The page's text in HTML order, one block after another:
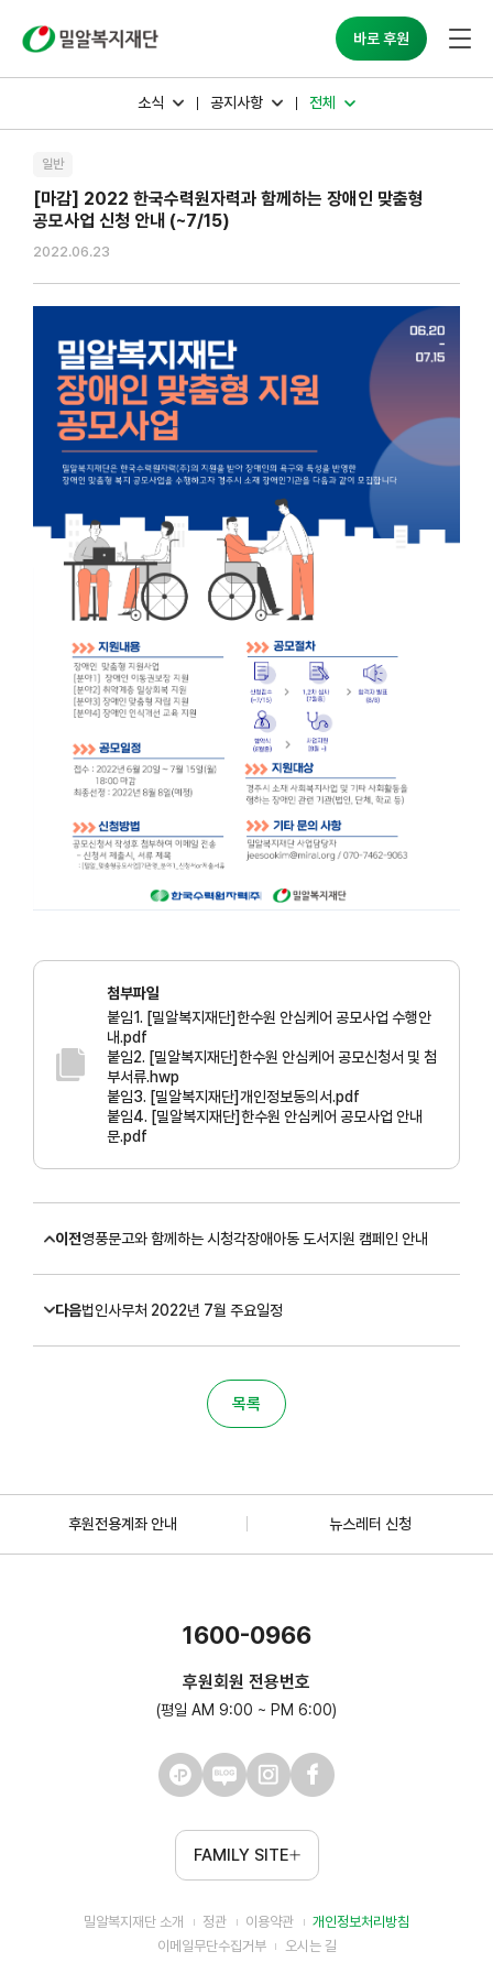
바로 후원
소식 공지사항 전체
일반
[마감] 2022 한국수력원자력과 함께하는 장애인 맞춤형
공모사업 신청 안내 (~7/15)
2022.06.23
첨부파일
붙임1. [밀알복지재단]한수원 안심케어 공모사업 수행안
내.pdf
붙임2. [밀알복지재단]한수원 안심케어 공모신청서 및 첨
부서류.hwp
붙임3. [밀알복지재단]개인정보동의서.pdf
붙임4. [밀알복지재단]한수원 안심케어 공모사업 안내
문.pdf
이전영풍문고와 함께하는 시청각장애아동 도서지원 캠페인 안내
다음법인사무처 2022년 7월 주요일정
목록
후원전용계좌 안내 뉴스레터 신청
1600-0966
후원회원 전용번호
(평일 AM 9:00 ~ PM 6:00)
FAMILY SITE
밀알복지재단 소개 정관 이용약관
개인정보처리방침
이메일무단수집거부
오시는 길